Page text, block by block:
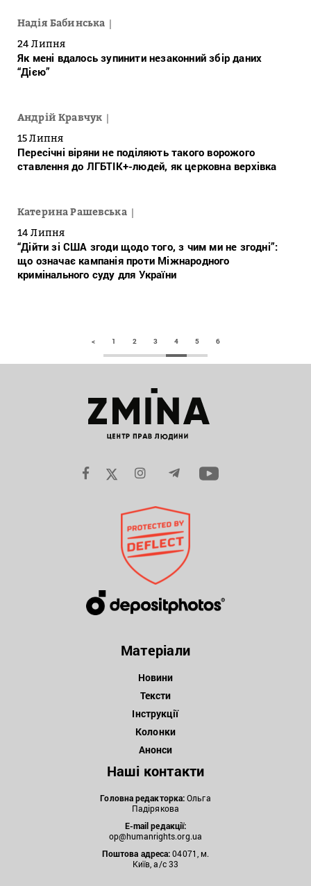
Надія Бабинська
24 Липня
Як мені вдалось зупинити незаконний збір даних
“Дією”
Андрій Кравчук
15 Липня
Пересічні віряни не поділяють такого ворожого
ставлення до ЛГБТІК+-людей, як церковна верхівка
Катерина Рашевська
14 Липня
“Дійти зі США згоди щодо того, з чим ми не згодні”:
що означає кампанія проти Міжнародного
кримінального суду для України
< 1 2 3 4 5 6
Матеріали
Новини
Тексти
Інструкції
Колонки
Анонси
Наші контакти
Головна редакторка:Ольга
Падірякова
E-mail редакції:
op@humanrights.org.ua
Поштова адреса:04071, м.
Київ, а/с 33